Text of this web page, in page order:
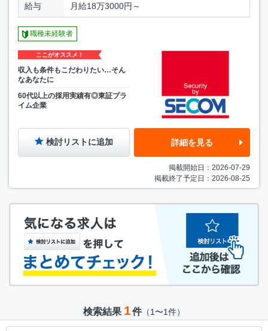
給与 月給18万3000円～
職種未経験者
ここがオススメ！
収入も条件もこだわりたい…そん
なあなたに
60代以上の採用実績有◎東証プラ
イム企業
検討リストに追加 詳細を見る
掲載開始日：2026-07-29
掲載終了予定日：2026-08-25
検索結果 1件（1〜1件）